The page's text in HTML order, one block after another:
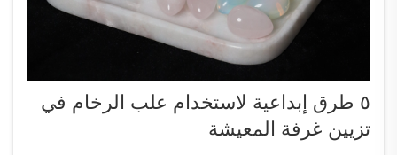
٥ طرق إبداعية لاستخدام علب الرخام في
تزيين غرفة المعيشة